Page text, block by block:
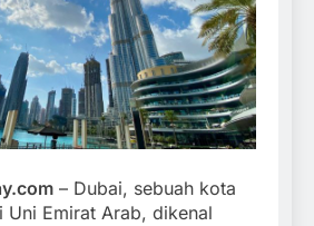
– Dubai, sebuah kota
Uni Emirat Arab, dikenal